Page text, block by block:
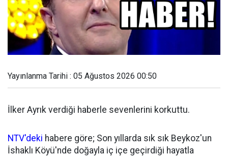
Yayınlanma Tarihi : 05 Ağustos 2026 00:50
İlker Ayrık verdiği haberle sevenlerini korkuttu.
NTV'deki habere göre; Son yıllarda sık sık Beykoz'un
İshaklı Köyü'nde doğayla iç içe geçirdiği hayatla